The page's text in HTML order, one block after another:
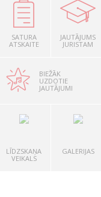
SATURA
ATSKAITE
JAUTĀJUMS
JURISTAM
BIEŽĀK
UZDOTIE
JAUTĀJUMI
LĪDZSKAŅA
VEIKALS
GALERIJAS